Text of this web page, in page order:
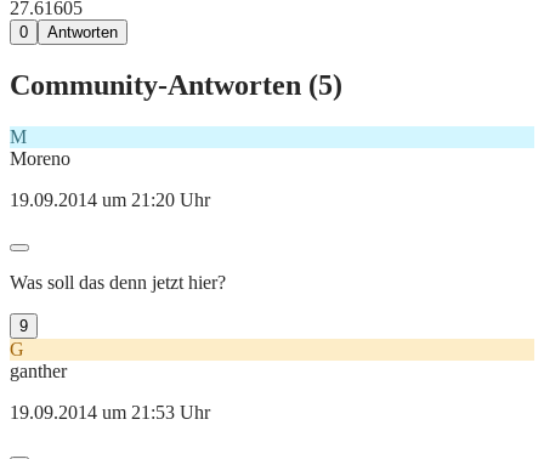
27.61605
0 Antworten
Community-Antworten (5)
M
Moreno
19.09.2014 um 21:20 Uhr
Was soll das denn jetzt hier?
9
G
ganther
19.09.2014 um 21:53 Uhr